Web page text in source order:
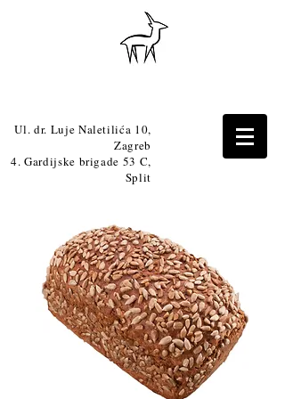
Ul. dr. Luje Naletilića 10,
Zagreb
4. Gardijske brigade 53 C,
Split